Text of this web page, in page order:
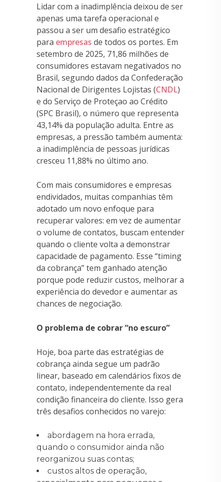
Lidar com a inadimplência deixou de ser
apenas uma tarefa operacional e
passou a ser um desafio estratégico
para empresas de todos os portes. Em
setembro de 2025, 71,86 milhões de
consumidores estavam negativados no
Brasil, segundo dados da Confederação
Nacional de Dirigentes Lojistas (CNDL)
e do Serviço de Proteçao ao Crédito
(SPC Brasil), o número que representa
43,14% da população adulta. Entre as
empresas, a pressão também aumenta:
a inadimplência de pessoas jurídicas
cresceu 11,88% no último ano.
Com mais consumidores e empresas
endividados, muitas companhias têm
adotado um novo enfoque para
recuperar valores: em vez de aumentar
o volume de contatos, buscam entender
quando o cliente volta a demonstrar
capacidade de pagamento. Esse “timing
da cobrança” tem ganhado atenção
porque pode reduzir custos, melhorar a
experiência do devedor e aumentar as
chances de negociação.
O problema de cobrar “no escuro”
Hoje, boa parte das estratégias de
cobrança ainda segue um padrão
linear, baseado em calendários fixos de
contato, independentemente da real
condição financeira do cliente. Isso gera
três desafios conhecidos no varejo:
abordagem na hora errada,
quando o consumidor ainda não
reorganizou suas contas;
custos altos de operação,